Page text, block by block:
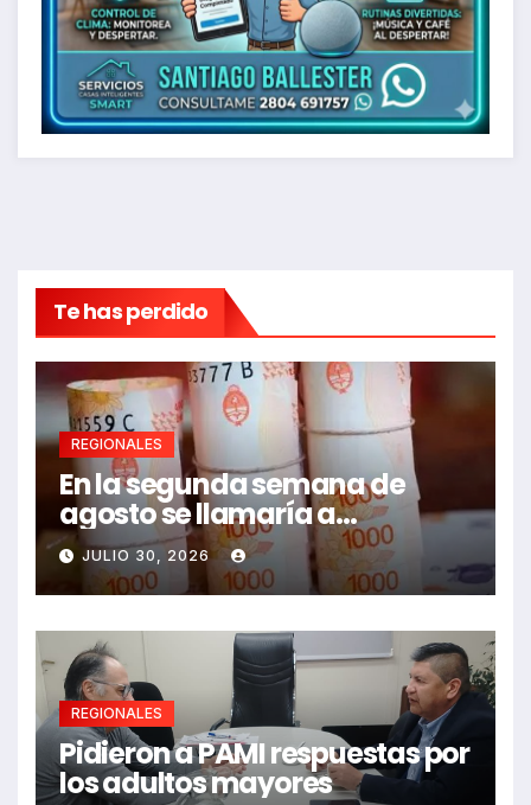
Te has perdido
REGIONALES
En la segunda semana de
agosto se llamaría a
paritarias
JULIO 30, 2026
REGIONALES
Pidieron a PAMI respuestas por
los adultos mayores